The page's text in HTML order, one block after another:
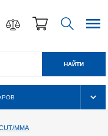
НАЙТИ
MMA